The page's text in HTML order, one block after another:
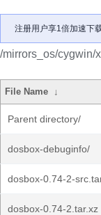
注册用户享1倍加速下
/mirrors_os/cygwin/
File Name ↓
Parent directory/
dosbox-debuginfo/
dosbox-0.74-2-
dosbox-0.74-2.tar.xz